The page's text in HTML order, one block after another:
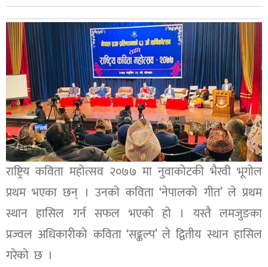
राष्ट्रिय कविता महोत्सव २०७७ मा नुवाकोटकी भैरवी भूगोल
प्रथम भएका छन् । उनको कविता ‘नेपालको गीत’ ले प्रथम
स्थान हासिल गर्न सफल भएको हो । यस्तै लमजुङका
प्रज्वल अधिकारीको कविता ‘सङ्कल्प’ ले द्वितीय स्थान हासिल
गरेको छ ।